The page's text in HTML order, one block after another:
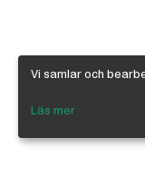
Vi samlar och
Läs mer